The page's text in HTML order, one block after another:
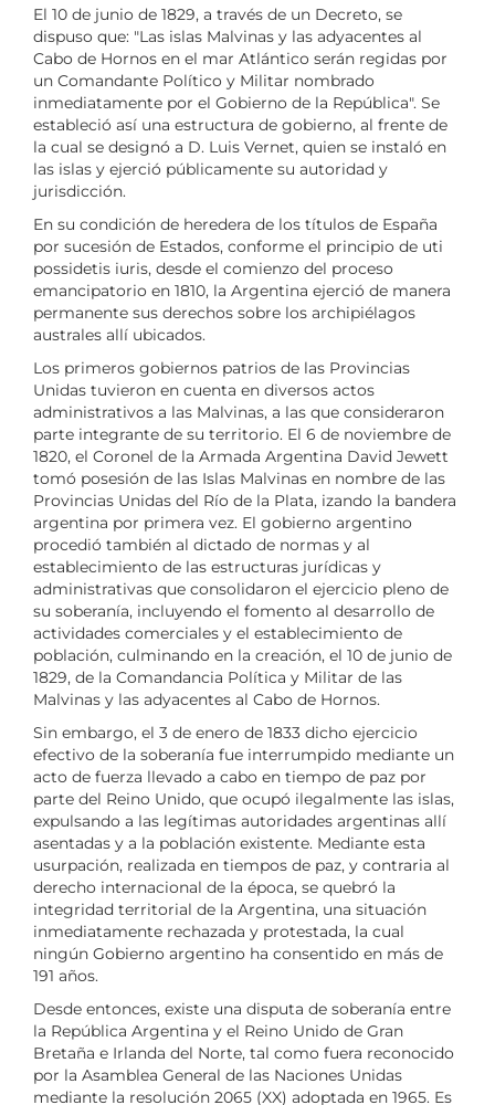
El 10 de junio de 1829, a través de un Decreto, se
dispuso que: "Las islas Malvinas y las adyacentes al
Cabo de Hornos en el mar Atlántico serán regidas por
un Comandante Político y Militar nombrado
inmediatamente por el Gobierno de la República". Se
estableció así una estructura de gobierno, al frente de
la cual se designó a D. Luis Vernet, quien se instaló en
las islas y ejerció públicamente su autoridad y
jurisdicción.
En su condición de heredera de los títulos de España
por sucesión de Estados, conforme el principio de uti
possidetis iuris, desde el comienzo del proceso
emancipatorio en 1810, la Argentina ejerció de manera
permanente sus derechos sobre los archipiélagos
australes allí ubicados.
Los primeros gobiernos patrios de las Provincias
Unidas tuvieron en cuenta en diversos actos
administrativos a las Malvinas, a las que consideraron
parte integrante de su territorio. El 6 de noviembre de
1820, el Coronel de la Armada Argentina David Jewett
tomó posesión de las Islas Malvinas en nombre de las
Provincias Unidas del Río de la Plata, izando la bandera
argentina por primera vez. El gobierno argentino
procedió también al dictado de normas y al
establecimiento de las estructuras jurídicas y
administrativas que consolidaron el ejercicio pleno de
su soberanía, incluyendo el fomento al desarrollo de
actividades comerciales y el establecimiento de
población, culminando en la creación, el 10 de junio de
1829, de la Comandancia Política y Militar de las
Malvinas y las adyacentes al Cabo de Hornos.
Sin embargo, el 3 de enero de 1833 dicho ejercicio
efectivo de la soberanía fue interrumpido mediante un
acto de fuerza llevado a cabo en tiempo de paz por
parte del Reino Unido, que ocupó ilegalmente las islas,
expulsando a las legítimas autoridades argentinas allí
asentadas y a la población existente. Mediante esta
usurpación, realizada en tiempos de paz, y contraria al
derecho internacional de la época, se quebró la
integridad territorial de la Argentina, una situación
inmediatamente rechazada y protestada, la cual
ningún Gobierno argentino ha consentido en más de
191 años.
Desde entonces, existe una disputa de soberanía entre
la República Argentina y el Reino Unido de Gran
Bretaña e Irlanda del Norte, tal como fuera reconocido
por la Asamblea General de las Naciones Unidas
mediante la resolución 2065 (XX) adoptada en 1965. Es